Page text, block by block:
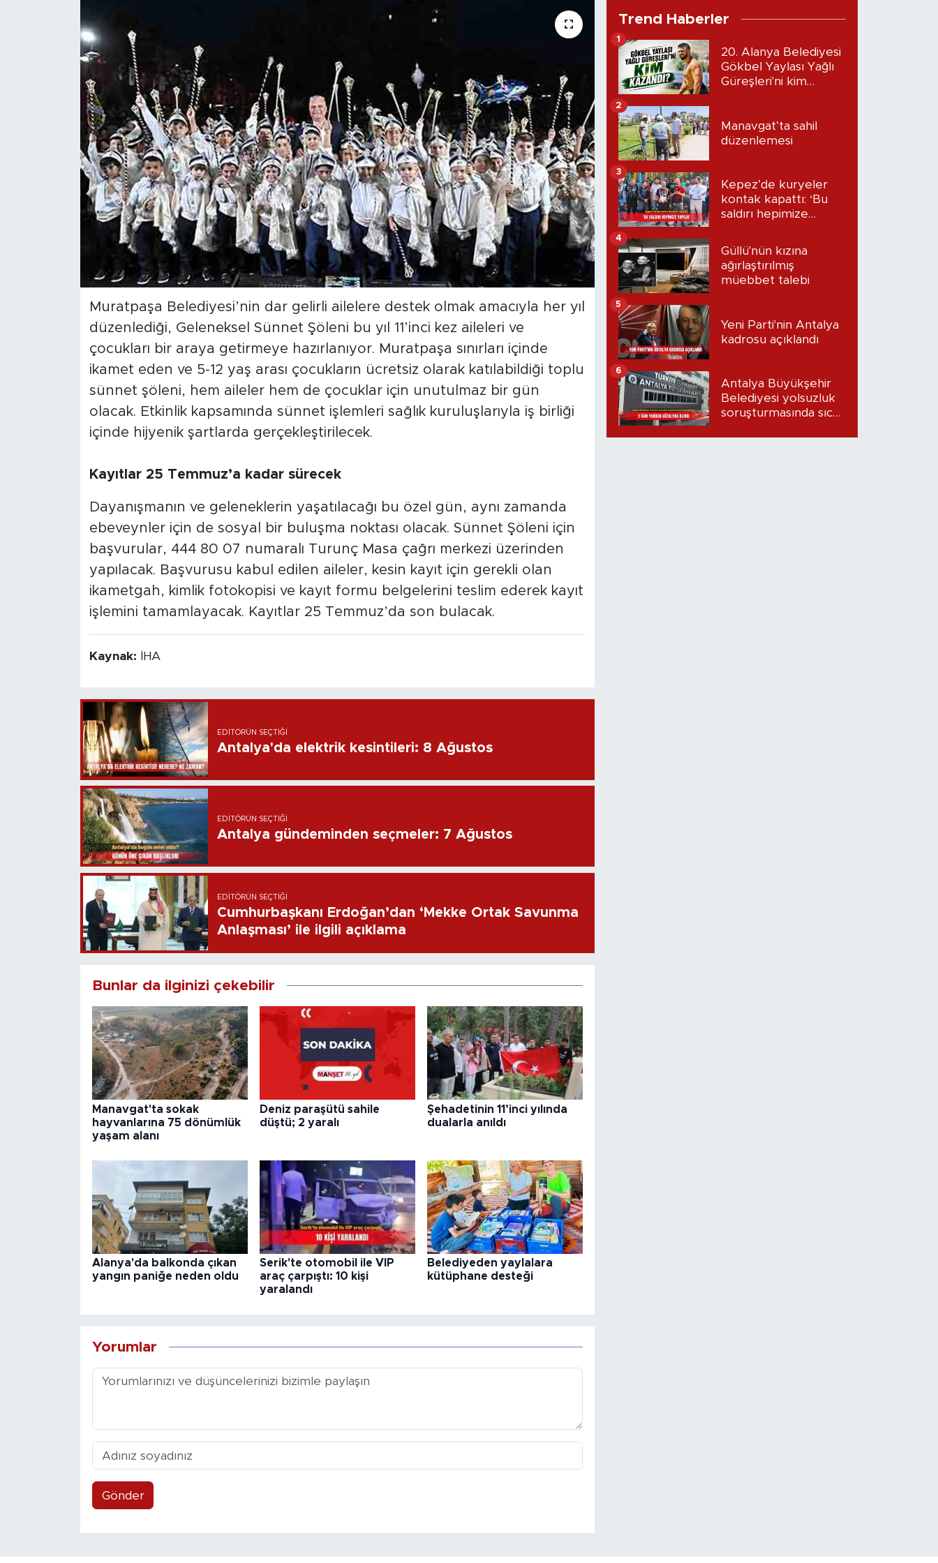
Muratpaşa Belediyesi’nin dar gelirli ailelere destek olmak amacıyla her yıl
düzenlediği, Geleneksel Sünnet Şöleni bu yıl 11’inci kez aileleri ve
çocukları bir araya getirmeye hazırlanıyor. Muratpaşa sınırları içinde
ikamet eden ve 5-12 yaş arası çocukların ücretsiz olarak katılabildiği toplu
sünnet şöleni, hem aileler hem de çocuklar için unutulmaz bir gün
olacak. Etkinlik kapsamında sünnet işlemleri sağlık kuruluşlarıyla iş birliği
içinde hijyenik şartlarda gerçekleştirilecek.
Kayıtlar 25 Temmuz’a kadar sürecek
Dayanışmanın ve geleneklerin yaşatılacağı bu özel gün, aynı zamanda
ebeveynler için de sosyal bir buluşma noktası olacak. Sünnet Şöleni için
başvurular, 444 80 07 numaralı Turunç Masa çağrı merkezi üzerinden
yapılacak. Başvurusu kabul edilen aileler, kesin kayıt için gerekli olan
ikametgah, kimlik fotokopisi ve kayıt formu belgelerini teslim ederek kayıt
işlemini tamamlayacak. Kayıtlar 25 Temmuz’da son bulacak.
Kaynak: İHA
EDITÖRÜN SEÇTIĞI
Antalya'da elektrik kesintileri: 8 Ağustos
EDITÖRÜN SEÇTIĞI
Antalya gündeminden seçmeler: 7 Ağustos
EDITÖRÜN SEÇTIĞI
Cumhurbaşkanı Erdoğan’dan ‘Mekke Ortak Savunma
Anlaşması’ ile ilgili açıklama
Bunlar da ilginizi çekebilir
Manavgat'ta sokak
hayvanlarına 75 dönümlük
yaşam alanı
Deniz paraşütü sahile
düştü; 2 yaralı
Şehadetinin 11’inci yılında
dualarla anıldı
Alanya'da balkonda çıkan
yangın paniğe neden oldu
Serik'te otomobil ile VIP
araç çarpıştı: 10 kişi
yaralandı
Belediyeden yaylalara
kütüphane desteği
Yorumlar
Gönder
Trend Haberler
20. Alanya Belediyesi
Gökbel Yaylası Yağlı
Güreşleri'ni kim
1
Manavgat’ta sahil
düzenlemesi
2
Kepez’de kuryeler
kontak kapattı: ‘Bu
saldırı hepimize
3
Güllü'nün kızına
ağırlaştırılmış
müebbet talebi
4
Yeni Parti'nin Antalya
kadrosu açıklandı
5
Antalya Büyükşehir
Belediyesi yolsuzluk
soruşturmasında sıcak
6
Magazin
Özel Haber
Politika
Resmi İlanlar